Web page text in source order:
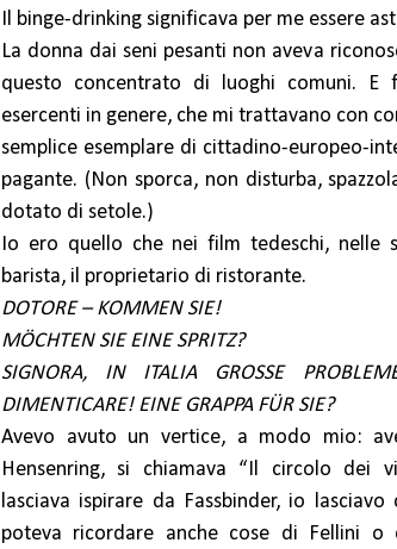
Il binge-drinking significava per me essere
La donna dai seni pesanti non aveva
questo concentrato di luoghi comuni.
esercenti in genere, che mi trattavano con
semplice esemplare di cittadino-europeo-
pagante. (Non sporca, non disturba,
dotato di setole.)
Io ero quello che nei film tedeschi, nelle
barista, il proprietario di ristorante.
DOTORE – KOMMEN SIE!
MÖCHTEN SIE EINE SPRITZ?
SIGNORA, IN ITALIA GROSSE
DIMENTICARE! EINE GRAPPA FÜR SIE?
Avevo avuto un vertice, a modo mio:
Hensenring, si chiamava “Il circolo dei
lasciava ispirare da Fassbinder, io
poteva ricordare anche cose di Fellini o